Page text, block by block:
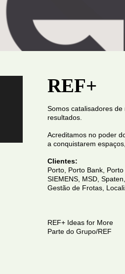
REF+
Somos catalisadores
resultados.
Acreditamos no poder
a conquistarem
Clientes:
Porto, Porto Bank,
SIEMENS, MSD,
Gestão de Frotas,
REF+ Ideas for More
Parte do Grupo/REF